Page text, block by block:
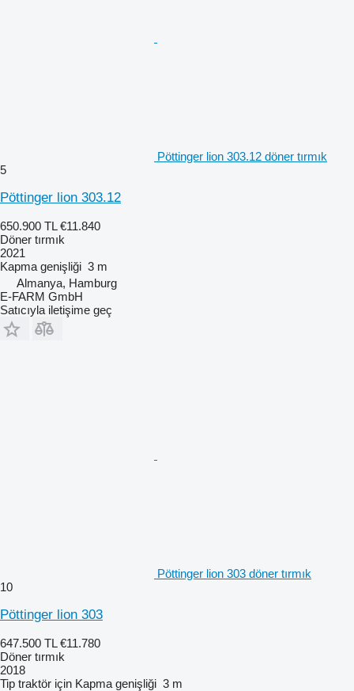
Pöttinger lion 303.12 döner tırmık
5
Pöttinger lion 303.12
650.900 TL €11.840
Döner tırmık
2021
Kapma genişliği 3 m
Almanya, Hamburg
E-FARM GmbH
Satıcıyla iletişime geç
Pöttinger lion 303 döner tırmık
10
Pöttinger lion 303
647.500 TL €11.780
Döner tırmık
2018
Tip traktör için Kapma genişliği 3 m